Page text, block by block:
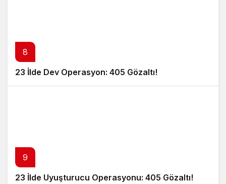
8
23 İlde Dev Operasyon: 405 Gözaltı!
9
23 İlde Uyuşturucu Operasyonu: 405 Gözaltı!